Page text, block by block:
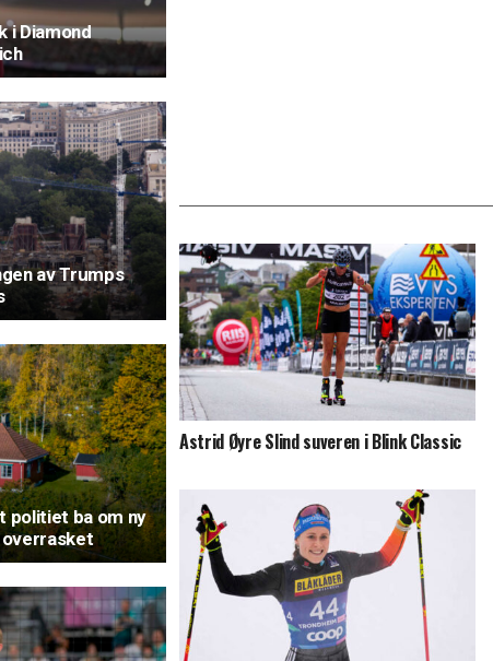
i Diamond
av Trumps
politiet ba om ny
Astrid Øyre Slind suveren i Blink Classic